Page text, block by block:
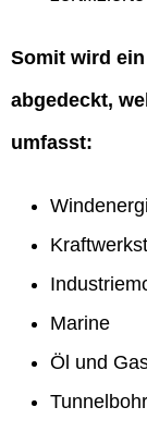
Somit wird
abgedeckt,
umfasst:
Marine
Öl und